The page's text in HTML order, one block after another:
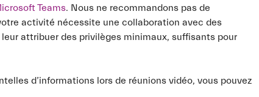
Teams. Nous ne recommandons pas de
activité nécessite une collaboration avec des
attribuer des privilèges minimaux, suffisants pour
d’informations lors de réunions vidéo, vous pouvez